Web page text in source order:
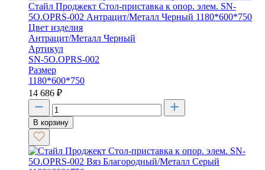
Стайл Проджект Стол-приставка к опор. элем. SN-
5O.OPRS-002 Антрацит/Металл Черный 1180*600*750
Цвет изделия
Антрацит/Металл Черный
Артикул
SN-5O.OPRS-002
Размер
1180*600*750
14 686 ₽
В корзину